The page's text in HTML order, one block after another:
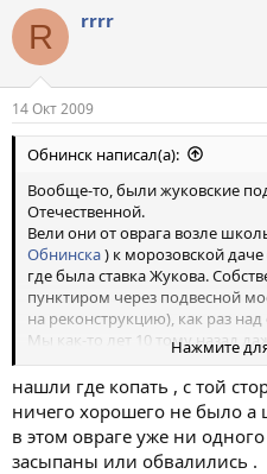
R rrrr
14 Окт 2009
Обнинск написал(а):
Вообще-то, были жуковские
Отечественной.
Вели они от оврага возле
Обнинска) к морозовской даче
где была ставка Жукова.
пунктиром через подвесной
на реконструкцию), как раз
Мы как-то лет 10 тому назад
овраге, но не сильно преуспели
Если соберётесь копать -
Нажмите
нашли где копать , с той
ничего хорошего не было а
в этом овраге уже ни
засыпаны или обвалились .